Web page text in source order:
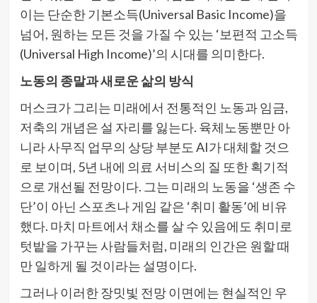
이는 단순한 기본소득(Universal Basic Income)을
넘어, 원하는 모든 것을 가질 수 있는 ‘보편적 고소득
(Universal High Income)’의 시대를 의미한다.
노동의 종말과 새로운 삶의 방식
머스크가 그리는 미래에서 전통적인 노동과 임금,
저축의 개념은 설 자리를 잃는다. 육체노동뿐만 아
니라 사무직 업무의 상당 부분도 AI가 대체할 것으
로 보이며, 5년 내에 의료 서비스의 질 또한 획기적
으로 개선될 전망이다. 그는 미래의 노동을 ‘생존 수
단’이 아닌 스포츠나 게임 같은 ‘취미 활동’에 비유
했다. 마치 마트에서 채소를 살 수 있음에도 취미로
텃밭을 가꾸는 사람들처럼, 미래의 인간은 원할 때
만 일하게 될 것이라는 설명이다.
그러나 이러한 장밋빛 전망 이면에는 현실적인 우